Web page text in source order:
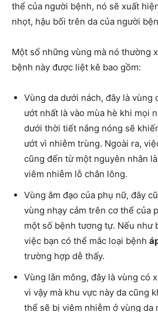
thể của người bệnh, nó sẽ xuất
nhọt, hậu bối trên da của người
Một số những vùng mà nó thường
bệnh này được liệt kê bao gồm:
Vùng da dưới nách, đây là vùng
ướt nhất là vào mùa hè khi mọi
dưới thời tiết nắng nóng sẽ
ướt vì nhiễm trùng. Ngoài ra,
cũng đến từ một nguyên nhân
viêm nhiễm lỗ chân lông.
Vùng âm đạo của phụ nữ, đây
vùng nhạy cảm trên cơ thể của
một số bệnh tương tự. Nếu như
việc bạn có thể mắc loại bệnh
trường hợp dễ thấy.
Vùng lằn mông, đây là vùng có
vì vậy mà khu vực này da cũng
thể sẽ bị viêm nhiễm ở vùng da